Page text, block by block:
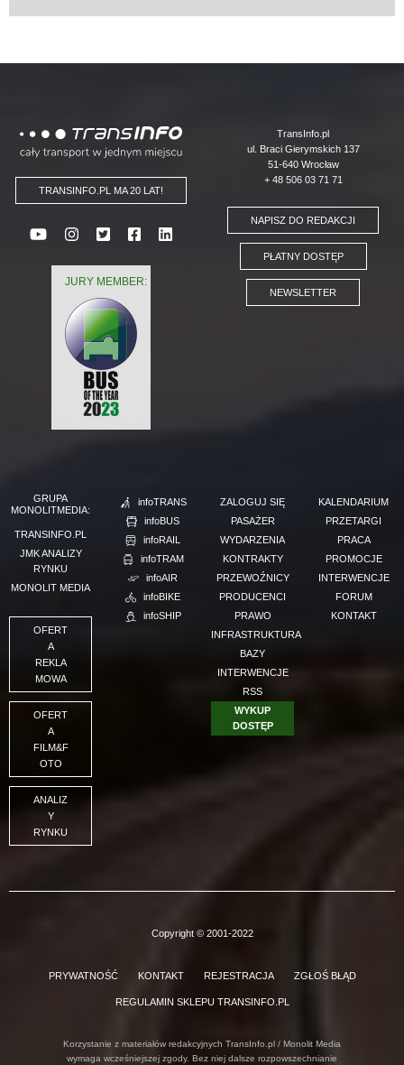
Logo
TRANSINFO.PL MA 20 LAT!
JURY MEMBER:
TransInfo.pl
ul. Braci Gierymskich 137
51-640 Wrocław
+ 48 506 03 71 71
NAPISZ DO REDAKCJI
PŁATNY DOSTĘP
NEWSLETTER
GRUPA
MONOLITMEDIA:
TRANSINFO.PL
JMK ANALIZY
RYNKU
MONOLIT MEDIA
OFERT
A
REKLA
MOWA
OFERT
A
FILM&F
OTO
ANALIZ
Y
RYNKU
infoTRANS
infoBUS
infoRAIL
infoTRAM
infoAIR
infoBIKE
infoSHIP
ZALOGUJ SIĘ
PASAŻER
WYDARZENIA
KONTRAKTY
PRZEWOŹNICY
PRODUCENCI
PRAWO
INFRASTRUKTURA
BAZY
INTERWENCJE
RSS
WYKUP
DOSTĘP
KALENDARIUM
PRZETARGI
PRACA
PROMOCJE
INTERWENCJE
FORUM
KONTAKT
Copyright © 2001-2022
PRYWATNOŚĆ KONTAKT REJESTRACJA ZGŁOŚ BŁĄD
REGULAMIN SKLEPU TRANSINFO.PL
Korzystanie z materiałów redakcyjnych TransInfo.pl / Monolit Media
wymaga wcześniejszej zgody. Bez niej dalsze rozpowszechnianie